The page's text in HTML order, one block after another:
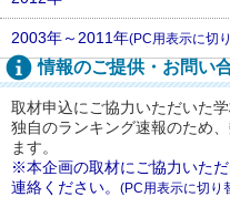
2003年～2011年(PC用表示に切
情報のご提供・お問い
取材申込にご協力いただいた
独自のランキング速報のため
ます。
※本企画の取材にご協力いた
連絡ください。 (PC用表示に切り